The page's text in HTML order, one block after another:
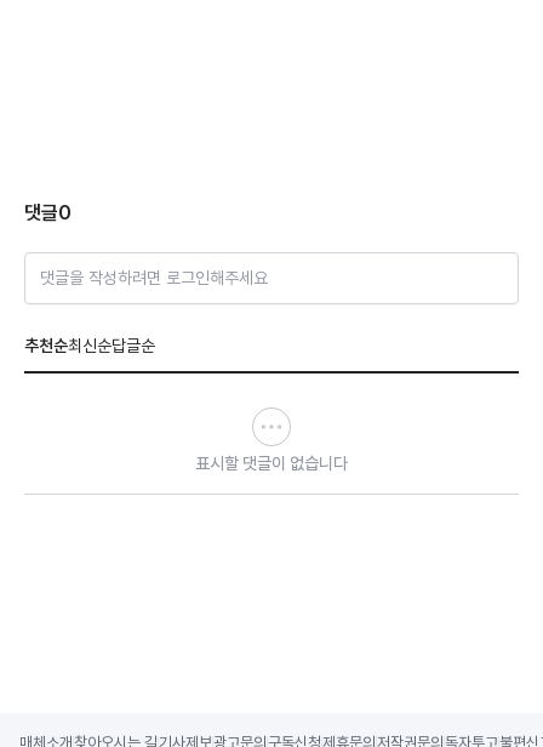
댓글0
댓글을 작성하려면 로그인해주세요
추천순최신순답글순
표시할 댓글이 없습니다
매체소개 찾아오시는 길기사제보광고문의 구독신청제휴문의 저작권문의 독자투고불편신